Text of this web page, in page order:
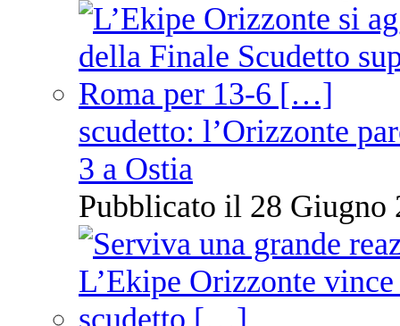
scudetto: l’Orizzonte
3 a Ostia
Pubblicato il 28 Giugno